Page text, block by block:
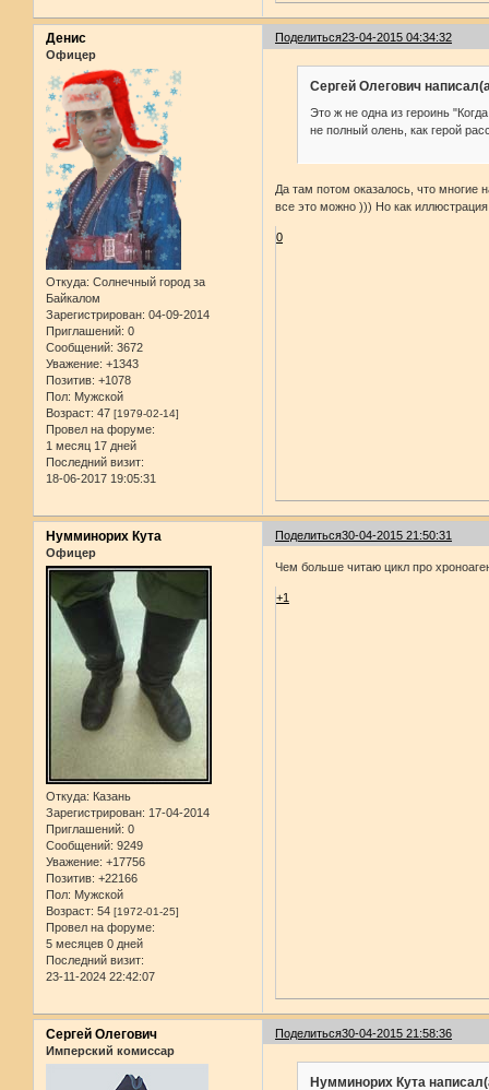
Поделиться23-04-2015 04:34:32
Денис
Офицер
Откуда: Солнечный город за
Байкалом
Зарегистрирован: 04-09-2014
Приглашений: 0
Сообщений: 3672
Уважение: +1343
Позитив: +1078
Пол: Мужской
Возраст: 47 [1979-02-14]
Провел на форуме:
1 месяц 17 дней
Последний визит:
18-06-2017 19:05:31
Сергей Олегович
Это ж не одна из героинь
не полный олень, как герой
Да там потом оказалось, что многие
все это можно ))) Но как
0
Поделиться30-04-2015 21:50:31
Нумминорих Кута
Офицер
Откуда: Казань
Зарегистрирован: 17-04-2014
Приглашений: 0
Сообщений: 9249
Уважение: +17756
Позитив: +22166
Пол: Мужской
Возраст: 54 [1972-01-25]
Провел на форуме:
5 месяцев 0 дней
Последний визит:
23-11-2024 22:42:07
Чем больше читаю цикл про
+1
Поделиться30-04-2015 21:58:36
Сергей Олегович
Имперский комиссар
Нумминорих Кута